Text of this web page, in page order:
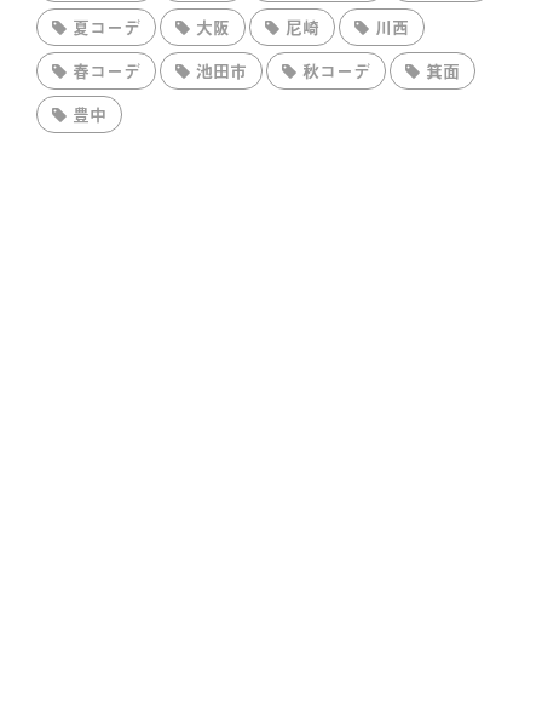
夏コーデ
大阪 尼崎
川西
春コーデ
池田市 秋コーデ
箕面
豊中